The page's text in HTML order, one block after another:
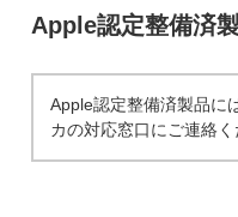
Apple認定整備済
Apple認定整備済製品に
カの対応窓口にご連絡く